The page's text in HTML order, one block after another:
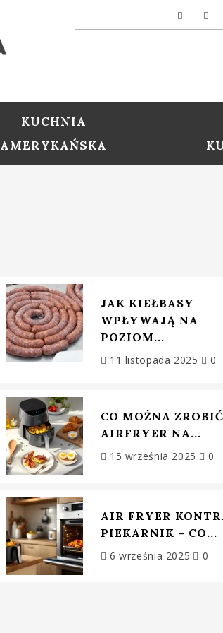
KUCHNIA
AMERYKAŃSKA
JAK KIEŁBASY
WPŁYWAJĄ NA
POZIOM...
11 listopada 2025 0
CO MOŻNA
AIRFRYER NA...
15 września 2025 0
AIR FRYER
PIEKARNIK – CO...
6 września 2025 0